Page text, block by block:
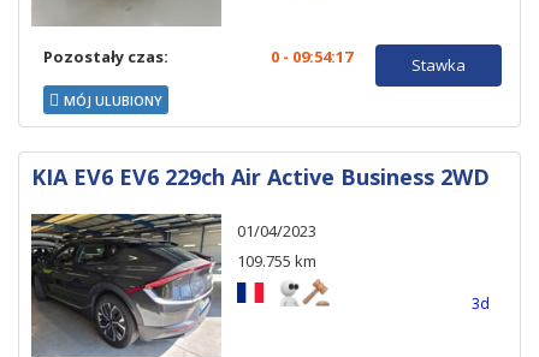
Pozostały czas: 0 - 09:54:16
MÓJ ULUBIONY
Stawka
KIA EV6 EV6 229ch Air Active Business 2WD
01/04/2023
109.755 km
3d